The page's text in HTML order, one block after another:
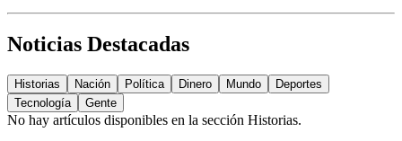
Noticias Destacadas
Historias Nación Política Dinero Mundo
Deportes
Tecnología
Gente
No hay artículos disponibles en la sección Historias.